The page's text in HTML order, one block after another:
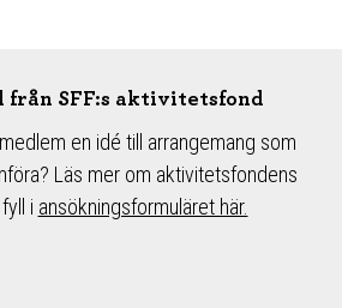
från SFF:s aktivitetsfond
en idé till arrangemang som
Läs mer om aktivitetsfondens
i ansökningsformuläret här.